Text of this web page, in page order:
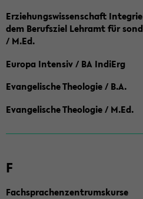
Erziehungswissenschaft
dem Berufsziel Lehramt für
/ M.Ed.
Europa Intensiv / BA IndiErg
Evangelische Theologie / B.A.
Evangelische Theologie / M.Ed.
F
Fachsprachenzentrumskurse